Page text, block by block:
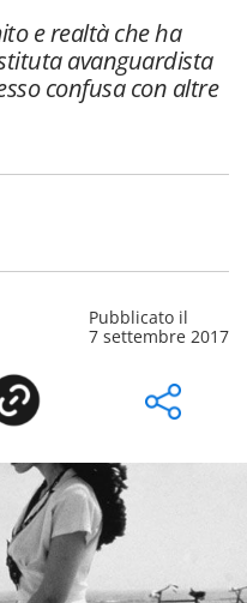
e realtà che ha
avanguardista
confusa con altre
Pubblicato il
7 settembre 2017